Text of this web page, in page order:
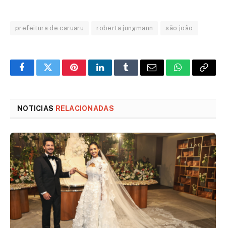
prefeitura de caruaru roberta jungmann são joão
FacebookTwitterPinterestLinkedInTumblrEmail WhatsApp
Copy
NOTICIAS RELACIONADAS